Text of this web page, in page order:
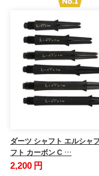
ダーツ シャフト エルシャ
フト カーボン C …
2,200 円